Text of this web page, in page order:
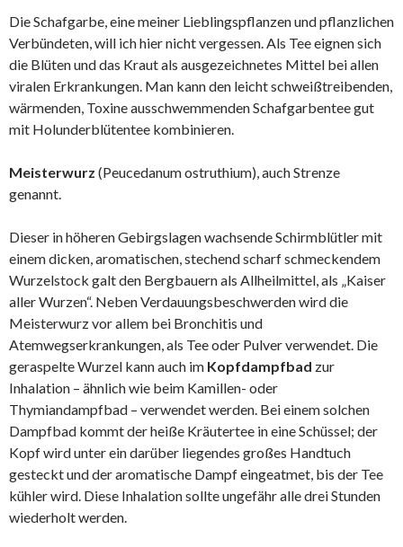
Die Schafgarbe, eine meiner Lieblingspflanzen und pflanzlichen
Verbündeten, will ich hier nicht vergessen. Als Tee eignen sich
die Blüten und das Kraut als ausgezeichnetes Mittel bei allen
viralen Erkrankungen. Man kann den leicht schweißtreibenden,
wärmenden, Toxine ausschwemmenden Schafgarbentee gut
mit Holunderblütentee kombinieren.
Meisterwurz (Peucedanum ostruthium), auch Strenze
genannt.
Dieser in höheren Gebirgslagen wachsende Schirmblütler mit
einem dicken, aromatischen, stechend scharf schmeckendem
Wurzelstock galt den Bergbauern als Allheilmittel, als „Kaiser
aller Wurzen“. Neben Verdauungsbeschwerden wird die
Meisterwurz vor allem bei Bronchitis und
Atemwegserkrankungen, als Tee oder Pulver verwendet. Die
geraspelte Wurzel kann auch im Kopfdampfbad zur
Inhalation – ähnlich wie beim Kamillen- oder
Thymiandampfbad – verwendet werden. Bei einem solchen
Dampfbad kommt der heiße Kräutertee in eine Schüssel; der
Kopf wird unter ein darüber liegendes großes Handtuch
gesteckt und der aromatische Dampf eingeatmet, bis der Tee
kühler wird. Diese Inhalation sollte ungefähr alle drei Stunden
wiederholt werden.